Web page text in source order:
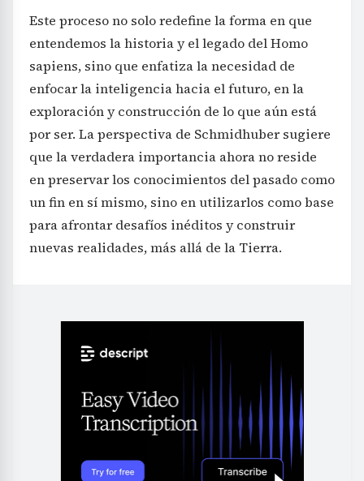
Este proceso no solo redefine la forma en que
entendemos la historia y el legado del Homo
sapiens, sino que enfatiza la necesidad de
enfocar la inteligencia hacia el futuro, en la
exploración y construcción de lo que aún está
por ser. La perspectiva de Schmidhuber sugiere
que la verdadera importancia ahora no reside
en preservar los conocimientos del pasado como
un fin en sí mismo, sino en utilizarlos como base
para afrontar desafíos inéditos y construir
nuevas realidades, más allá de la Tierra.